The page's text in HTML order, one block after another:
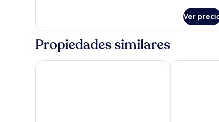
Ver
Propiedades similares
AQUA Hotel Onabrava & Spa Caprici Beach